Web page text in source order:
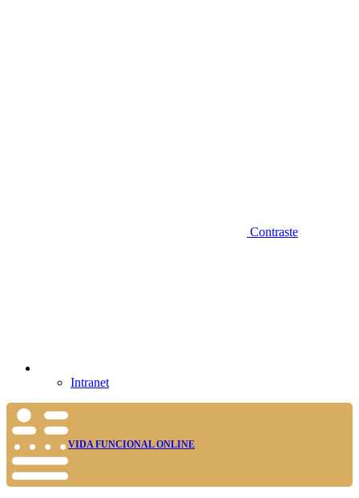
Contraste
Intranet
VIDA FUNCIONAL ONLINE